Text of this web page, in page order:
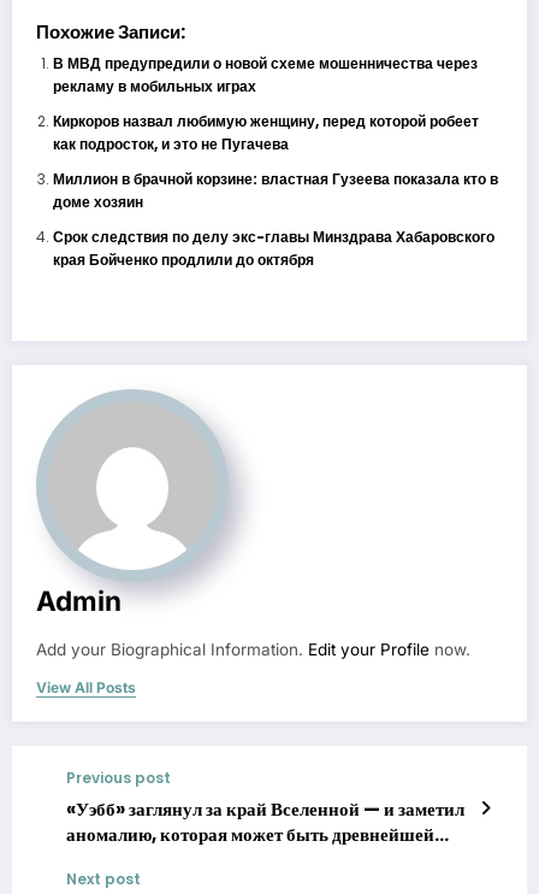
Похожие Записи:
В МВД предупредили о новой схеме мошенничества через
рекламу в мобильных играх
Киркоров назвал любимую женщину, перед которой робеет
как подросток, и это не Пугачева
Миллион в брачной корзине: властная Гузеева показала кто в
доме хозяин
Срок следствия по делу экс-главы Минздрава Хабаровского
края Бойченко продлили до октября
Admin
Add your Biographical Information. Edit your Profile now.
View All Posts
Previous post
«Уэбб» заглянул за край Вселенной — и заметил
аномалию, которая может быть древнейшей
Next post